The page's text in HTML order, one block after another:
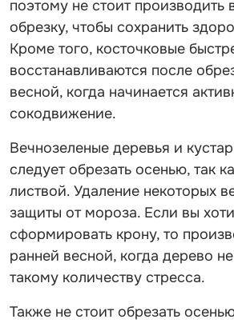
поэтому не стоит производить
обрезку, чтобы сохранить
Кроме того, косточковые
восстанавливаются после
весной, когда начинается
сокодвижение.
Вечнозеленые деревья и
следует обрезать осенью, так
листвой. Удаление некоторых
защиты от мороза. Если вы
сформировать крону, то
ранней весной, когда дерево
такому количеству стресса.
Также не стоит обрезать